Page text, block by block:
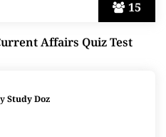
15
Affairs Quiz Test
Study Doz